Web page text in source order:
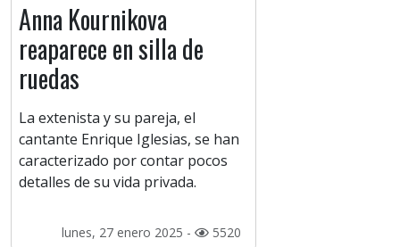
Anna Kournikova
reaparece en silla de
ruedas
La extenista y su pareja, el
cantante Enrique Iglesias, se han
caracterizado por contar pocos
detalles de su vida privada.
lunes, 27 enero 2025 - 5520